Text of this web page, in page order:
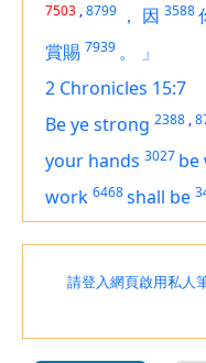
7503 ,8799 ， 因 3588
賞賜 7939 。
」
2 Chronicles 15:7
Be ye strong 2388 ,
your hands 3027 be
work 6468shall be
請登入網頁啟用私人